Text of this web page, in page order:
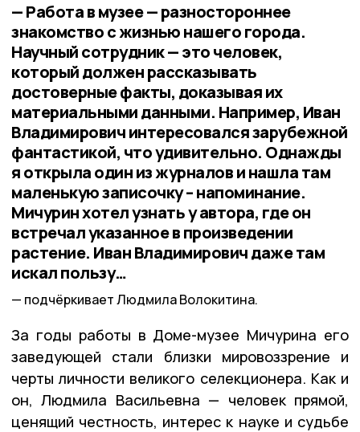
— Работа в музее — разностороннее
знакомство с жизнью нашего города.
Научный сотрудник — это человек,
который должен рассказывать
достоверные факты, доказывая их
материальными данными. Например, Иван
Владимирович интересовался зарубежной
фантастикой, что удивительно. Однажды
я открыла один из журналов и нашла там
маленькую записочку – напоминание.
Мичурин хотел узнать у автора, где он
встречал указанное в произведении
растение. Иван Владимирович даже там
искал пользу…
подчёркивает Людмила Волокитина.
За годы работы в Доме-музее Мичурина его
заведующей стали близки мировоззрение и
черты личности великого селекционера. Как и
он, Людмила Васильевна — человек прямой,
ценящий честность, интерес к науке и судьбе